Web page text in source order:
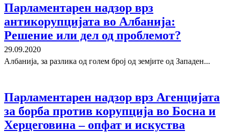
Парламентарен надзор врз
антикорупцијата во Албанија:
Решение или дел од проблемот?
29.09.2020
Албанија, за разлика од голем број од земјите од Западен...
Парламентарен надзор врз Агенцијата
за борба против корупција во Босна и
Херцеговина – опфат и искуства